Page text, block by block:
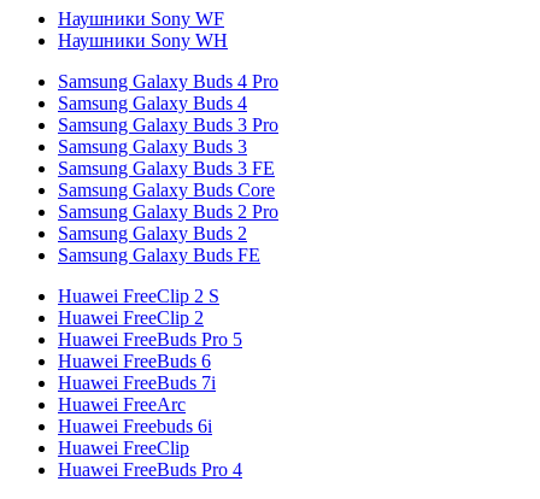
Наушники Sony WF
Наушники Sony WH
Samsung Galaxy Buds 4 Pro
Samsung Galaxy Buds 4
Samsung Galaxy Buds 3 Pro
Samsung Galaxy Buds 3
Samsung Galaxy Buds 3 FE
Samsung Galaxy Buds Core
Samsung Galaxy Buds 2 Pro
Samsung Galaxy Buds 2
Samsung Galaxy Buds FE
Huawei FreeClip 2 S
Huawei FreeClip 2
Huawei FreeBuds Pro 5
Huawei FreeBuds 6
Huawei FreeBuds 7i
Huawei FreeArc
Huawei Freebuds 6i
Huawei FreeClip
Huawei FreeBuds Pro 4